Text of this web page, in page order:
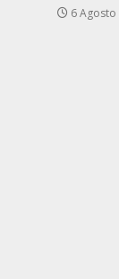
6 Agosto